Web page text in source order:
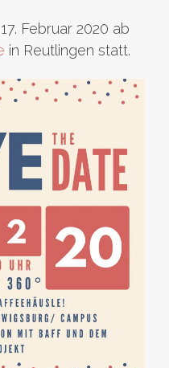
Februar 2020 ab
in Reutlingen statt.